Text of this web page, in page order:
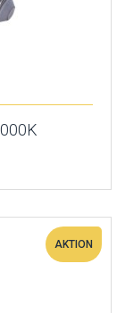
AKTION